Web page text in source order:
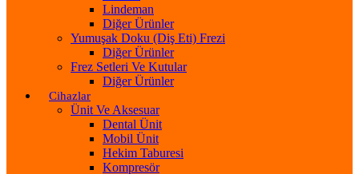
Lindeman
Diğer Ürünler
Yumuşak Doku (Diş Eti) Frezi
Diğer Ürünler
Frez Setleri Ve Kutular
Diğer Ürünler
Cihazlar
Ünit Ve Aksesuar
Dental Ünit
Mobil Ünit
Hekim Taburesi
Kompresör